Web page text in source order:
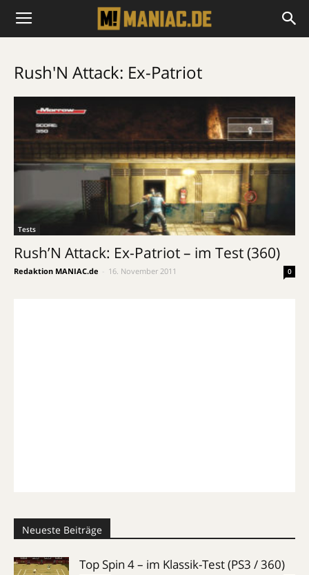
Rush'N Attack: Ex-Patriot
Tests
Rush’N Attack: Ex-Patriot – im Test (360)
Redaktion MANIAC.de 16. November 2011 0
Neueste Beiträge
Top Spin 4 – im Klassik-Test (PS3 / 360)